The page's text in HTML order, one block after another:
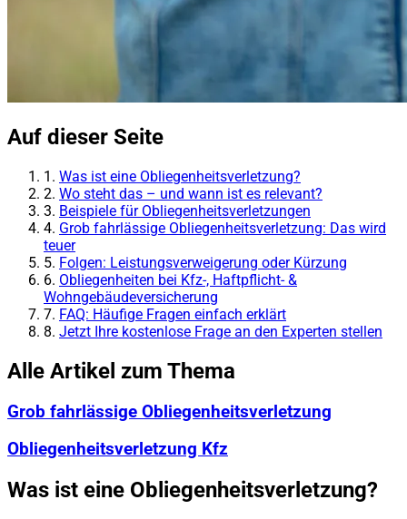
Auf dieser Seite
1. Was ist eine Obliegenheitsverletzung?
2. Wo steht das – und wann ist es relevant?
3. Beispiele für Obliegenheitsverletzungen
4. Grob fahrlässige Obliegenheitsverletzung: Das wird
teuer
5. Folgen: Leistungsverweigerung oder Kürzung
6. Obliegenheiten bei Kfz-, Haftpflicht- &
Wohngebäudeversicherung
7. FAQ: Häufige Fragen einfach erklärt
8. Jetzt Ihre kostenlose Frage an den Experten stellen
Alle Artikel zum Thema
Grob fahrlässige Obliegenheitsverletzung
Obliegenheitsverletzung Kfz
Was ist eine Obliegenheitsverletzung?